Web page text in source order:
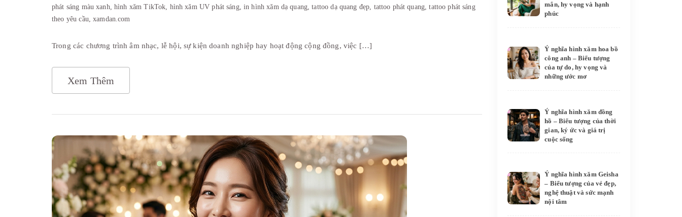
phát sáng màu xanh,hình xăm TikTok, hình xăm UV phát sáng,in hình xăm dạ quang,tattoo dạ quang đẹp, tattoo phát quang,tattoo phát sáng
theo yêu cầu,xamdan.com
Trong các chương trình âm nhạc, lễ hội, sự kiện doanh nghiệp hay hoạt động cộng đồng, việc […]
Xem Thêm
mắn, hy vọng và hạnh
phúc
Ý nghĩa hình xăm hoa bồ
công anh – Biểu tượng
của tự do, hy vọng và
những ước mơ
Ý nghĩa hình xăm đồng
hồ – Biểu tượng của thời
gian, ký ức và giá trị
cuộc sống
Ý nghĩa hình xăm Geisha
– Biểu tượng của vẻ đẹp,
nghệ thuật và sức mạnh
nội tâm